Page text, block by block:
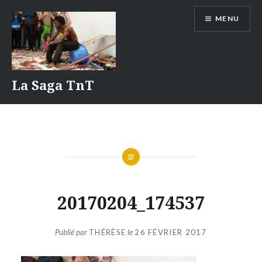
contenu
La Saga TnT
MENU
20170204_174537
Publié par THÉRÈSE le 26 FÉVRIER 2017